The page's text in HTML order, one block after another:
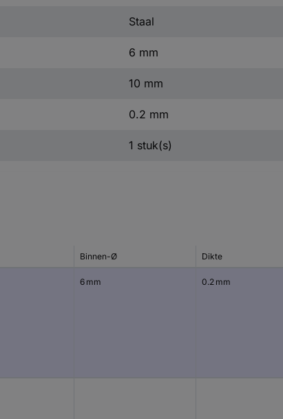
Staal
6 mm
10 mm
0.2 mm
1 stuk(s)
Binnen-Ø Dikte
6 mm 0.2 mm